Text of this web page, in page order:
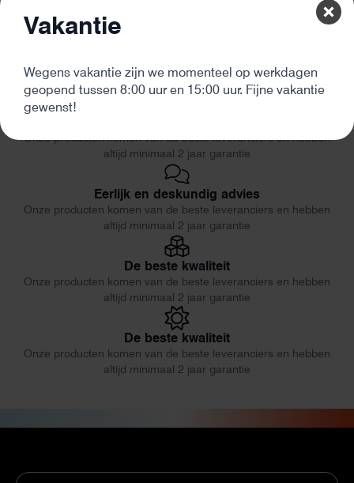
Onze producten komen van de beste leveranciers en hebben
altijd minimaal 2 jaar garantie
Eerlijk en deskundig advies
Onze producten komen van de beste leveranciers en hebben
altijd minimaal 2 jaar garantie
De beste kwaliteit
Onze producten komen van de beste leveranciers en hebben
altijd minimaal 2 jaar garantie
De beste kwaliteit
Onze producten komen van de beste leveranciers en hebben
altijd minimaal 2 jaar garantie
Vakantie
Wegens vakantie zijn we momenteel op werkdagen
geopend tussen 8:00 uur en 15:00 uur. Fijne vakantie
gewenst!